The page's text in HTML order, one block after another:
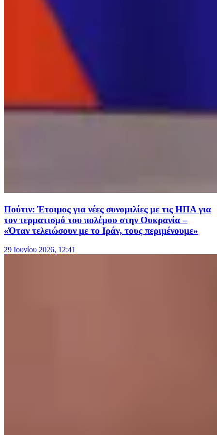
Πούτιν: Έτοιμος για νέες συνομιλίες με τις ΗΠΑ για
τον τερματισμό του πολέμου στην Ουκρανία –
«Όταν τελειώσουν με το Ιράν, τους περιμένουμε»
29 Ιουνίου 2026, 12:41